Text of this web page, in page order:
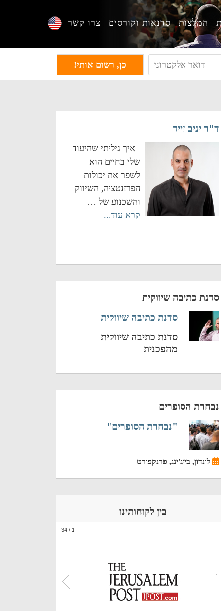
המלצות סדנאות וקורסים צרו קשר
ד"ר יניב זייד
איך גיליתי שהיעוד
שלי בחיים הוא
לשפר את יכולות
הפרזנטציה, השיווק
והשכנוע של …
קרא עוד...
סדנת כתיבה שיווקית
סדנת כתיבה שיווקית
סדנת כתיבה שיווקית
מהפכנית
נבחרת הסופרים
"נבחרת הסופרים"
לונדון, בייג'ינג, פרנקפורט
בין לקוחותינו